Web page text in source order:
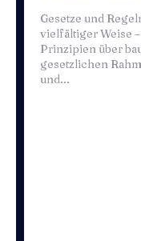
Gesetze und
vielfältiger Weise
Prinzipien über
gesetzlichen
und...